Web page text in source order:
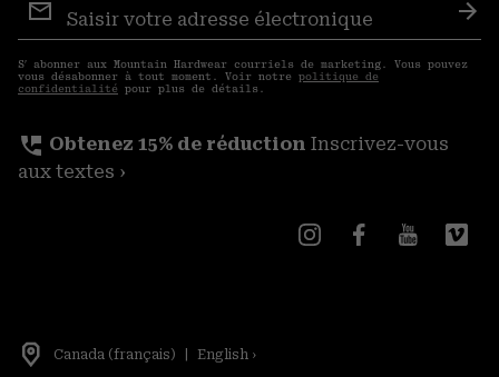
aux
courriels
S′ abonner aux Mountain Hardwear courriels de marketing. Vous pouvez
vous désabonner à tout moment. Voir notre politique de
confidentialité pour plus de détails.
perm_phone_msg Obtenez 15% de réduction Inscrivez-vous
aux textes ›
Canada (français) English ›